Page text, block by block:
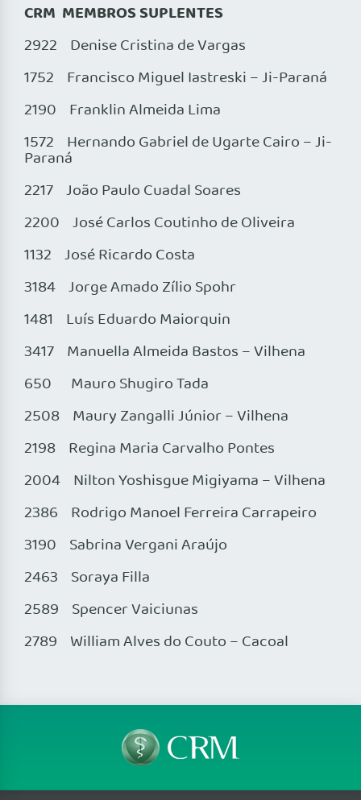
CRM MEMBROS SUPLENTES
2922 Denise Cristina de Vargas
1752 Francisco Miguel Iastreski – Ji-Paraná
2190 Franklin Almeida Lima
1572 Hernando Gabriel de Ugarte Cairo – Ji-
Paraná
2217 João Paulo Cuadal Soares
2200 José Carlos Coutinho de Oliveira
1132 José Ricardo Costa
3184 Jorge Amado Zílio Spohr
1481 Luís Eduardo Maiorquin
3417 Manuella Almeida Bastos – Vilhena
650 Mauro Shugiro Tada
2508 Maury Zangalli Júnior – Vilhena
2198 Regina Maria Carvalho Pontes
2004 Nilton Yoshisgue Migiyama – Vilhena
2386 Rodrigo Manoel Ferreira Carrapeiro
3190 Sabrina Vergani Araújo
2463 Soraya Filla
2589 Spencer Vaiciunas
2789 William Alves do Couto – Cacoal